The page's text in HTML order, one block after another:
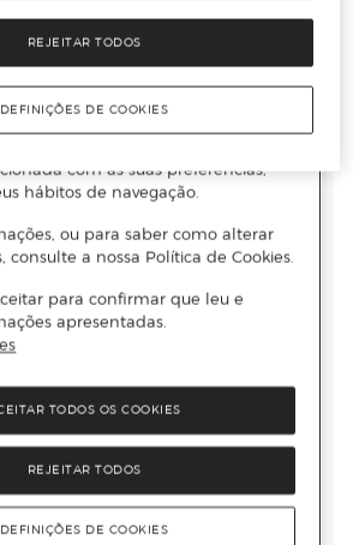
REJEITAR TODOS
DEFINIÇÕES DE COOKIES